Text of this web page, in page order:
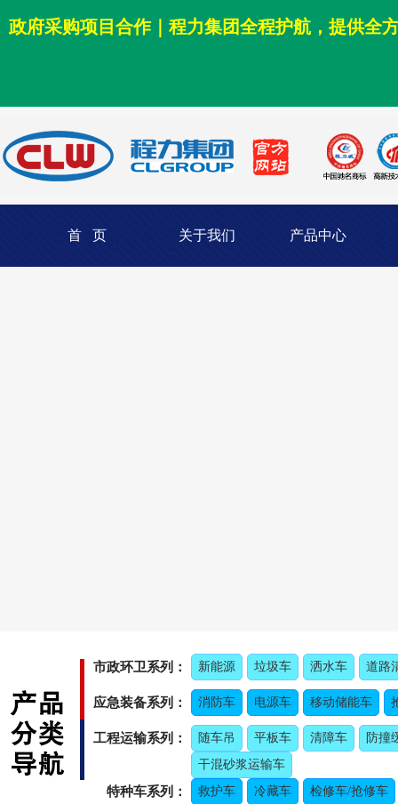
政府采购项目合作｜程力集团全程护航，提供全
首 页 关于我们 产品中心
市政环卫系列： 新能源 垃圾车 洒水车 道路
应急装备系列： 消防车 电源车 移动储能车
工程运输系列： 随车吊 平板车 清障车
防撞
干混砂浆运输车
特种车系列： 救护车 冷藏车 检修车/抢修车